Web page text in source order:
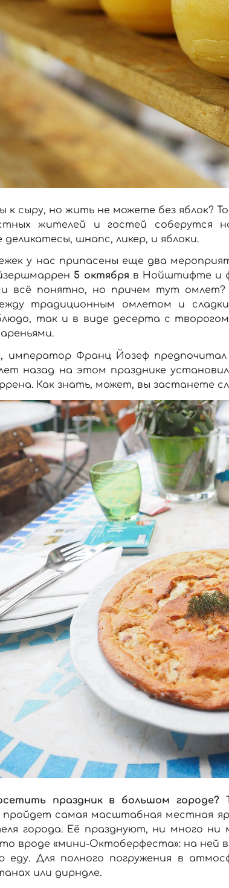
к сыру, но жить не можете без яблок?
жителей и гостей соберутся
деликатесы, шнапс, ликер, и яблоки.
у нас припасены еще два
5 октября в Нойштифте и
всё понятно, но причем тут
традиционным омлетом и
так и в виде десерта с
император Франц Йозеф
лет назад на этом празднике
Как знать, может, вы застанете
праздник в большом городе?
пройдет самая масштабная местная
города. Её празднуют, ни много
вроде «мини-Октоберфеста»: на ней
еду. Для полного погружения в
или дирндле.